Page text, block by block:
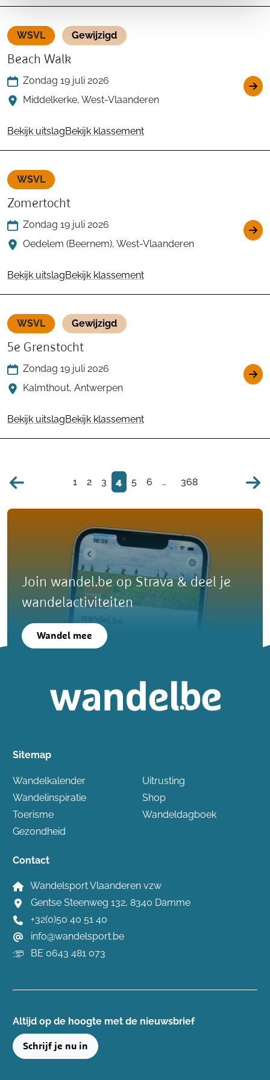
WSVL Gewijzigd
Beach Walk
Zondag 19 juli 2026
Middelkerke, West-Vlaanderen
Bekijk uitslagBekijk klassement
WSVL
Zomertocht
Zondag 19 juli 2026
Oedelem (Beernem), West-Vlaanderen
Bekijk uitslagBekijk klassement
WSVL Gewijzigd
5e Grenstocht
Zondag 19 juli 2026
Kalmthout, Antwerpen
Bekijk uitslagBekijk klassement
1 2 3 4 5 6 … 368
Join wandel.be op Strava & deel je
wandelactiviteiten
Wandel mee
Sitemap
Wandelkalender
Wandelinspiratie
Toerisme
Gezondheid
Uitrusting
Shop
Wandeldagboek
Contact
Wandelsport Vlaanderen vzw
Gentse Steenweg 132, 8340 Damme
+32(0)50 40 51 40
info@wandelsport.be
BE 0643 481 073
Altijd op de hoogte ​met de nieuwsbrief
Schrijf je nu in